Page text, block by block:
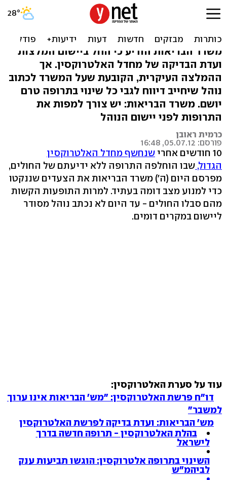
מחדל האלטרוקסין: למרות
ההמלצות, הנוהל טרם יושם
משרד הבריאות הודיע כי החל ביישום המלצות
ועדת הבדיקה של מחדל האלטרוקסין. אך
ההמלצה העיקרית, הקובעת שעל המשרד לכתוב
נוהל שיחייב דיווח לגבי כל שינוי בתרופה טרם
יושם. משרד הבריאות: יש צורך למפות את
התרופות לפני יישום הנוהל
כרמית ראובן
פורסם: 05.07.12, 16:48
10 חודשים אחרי
שנחשף מחדל האלטרוקסין
הגדול, שבו הוחלפה התרופה ללא ידיעתם של החולים,
מפרסם היום (ה') משרד הבריאות את הצעדים שננקטו
כדי למנוע מצב דומה בעתיד. למרות התופעות הקשות
מהם סבלו החולים - עד היום לא נכתב נוהל מסודר
ליישום במקרים דומים.
עוד על סערת האלטרוקסין:
דו"ח פרשת האלטרוקסין: "מש' הבריאות אינו ערוך
למשבר"
מש' הבריאות: ועדת בדיקה לפרשת האלטרוקסין
בהלת האלטרוקסין - תרופה חדשה בדרך
לישראל
השינוי בתרופה אלטרוקסין: הוגשו תביעות ענק
לביהמ"ש